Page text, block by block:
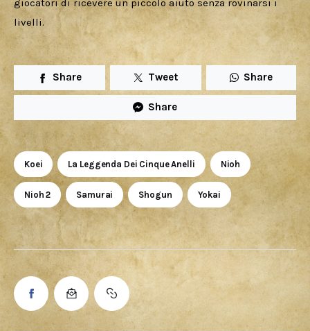
giocatori di ricevere un piccolo aiuto senza rovinarsi i
livelli.
Share Tweet Share
Share
Koei La Leggenda Dei Cinque Anelli Nioh
Nioh 2 Samurai Shogun Yokai